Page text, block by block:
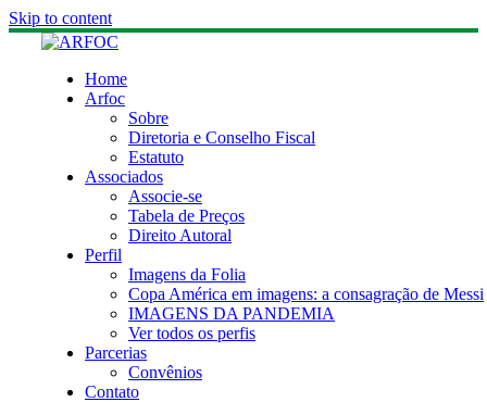
Skip to content
Home
Arfoc
Sobre
Diretoria e Conselho Fiscal
Estatuto
Associados
Associe-se
Tabela de Preços
Direito Autoral
Perfil
Imagens da Folia
Copa América em imagens: a consagração de Messi
IMAGENS DA PANDEMIA
Ver todos os perfis
Parcerias
Convênios
Contato